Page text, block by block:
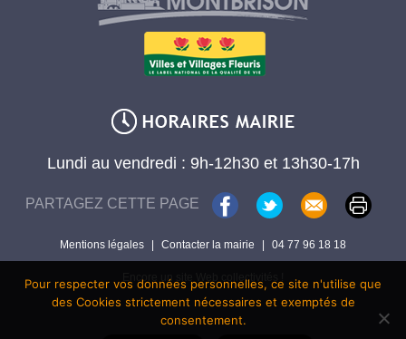
Lundi au vendredi : 9h-12h30 et 13h30-17h
PARTAGEZ CETTE PAGE
Mentions légales | Contacter la mairie | 04 77 96 18 18
Encore un site Web collectivités !
Pour respecter vos données personnelles, ce site n'utilise que
des Cookies strictement nécessaires et exemptés de
consentement.